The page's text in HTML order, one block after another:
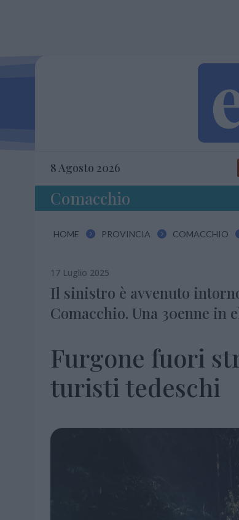
8 Agosto 2026
Comacchio
HOME  PROVINCIA  COMACCHIO
17 Luglio 2025
Il sinistro è avvenuto
Comacchio. Una 30enne in
Furgone fuori
turisti tedeschi